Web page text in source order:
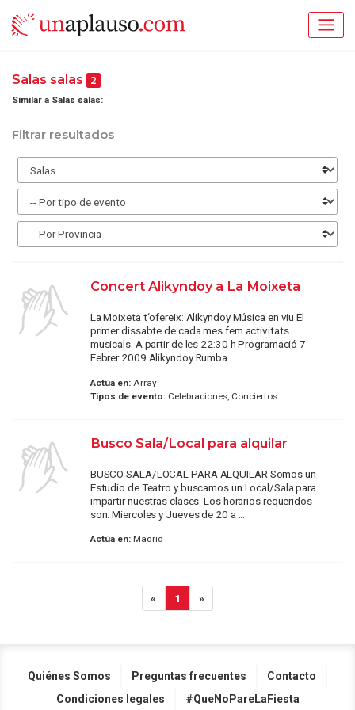
Salas salas 2
Similar a Salas salas:
Filtrar resultados
Concert Alikyndoy a La Moixeta
La Moixeta t‘ofereix: Alikyndoy Música en viu El
primer dissabte de cada mes fem activitats
musicals. A partir de les 22:30 h Programació 7
Febrer 2009 Alikyndoy Rumba ...
Actúa en:Array
Tipos de evento:Celebraciones, Conciertos
Busco Sala/Local para alquilar
BUSCO SALA/LOCAL PARA ALQUILAR Somos un
Estudio de Teatro y buscamos un Local/Sala para
impartir nuestras clases. Los horarios requeridos
son: Miercoles y Jueves de 20 a ...
Actúa en:Madrid
« 1 »
Quiénes Somos Preguntas frecuentes
Contacto
Condiciones legales
#QueNoPareLaFiesta